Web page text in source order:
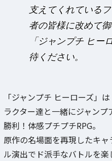
支えてくれている
者の皆様に改めて御
「ジャンプチ ヒー
待ください。
「ジャンプチ ヒーローズ」
ラクター達と一緒にジャンプ
勝利！体感プチプチRPG。
原作の名場面を再現したキ
ル演出でド派手なバトルを楽